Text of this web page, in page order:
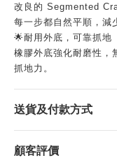
改良的 Segmented
每一步都自然平順，減
🌟耐用外底，可靠抓地
橡膠外底強化耐磨性，
抓地力。
送貨及付款方式
顧客評價